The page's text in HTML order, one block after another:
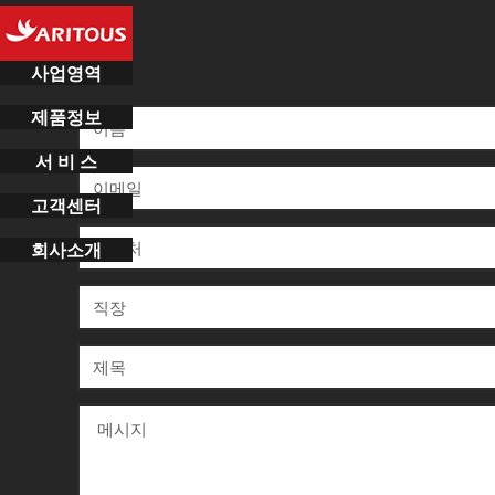
사업영역
제품정보
서 비 스
고객센터
회사소개